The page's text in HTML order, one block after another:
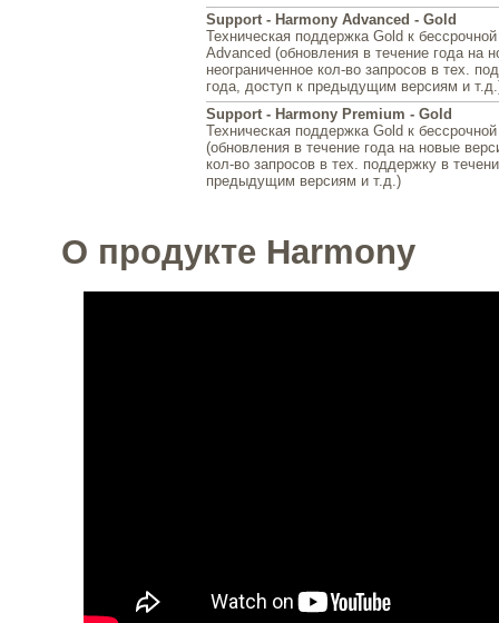
Support - Harmony Advanced - Gold
Техническая поддержка Gold к
Advanced (обновления в течение года на
неограниченное кол-во запросов в тех.
года, доступ к предыдущим версиям и
Support - Harmony Premium - Gold
Техническая поддержка Gold к
(обновления в течение года на новые
кол-во запросов в тех. поддержку в
предыдущим версиям и т.д.)
О продукте Harmony